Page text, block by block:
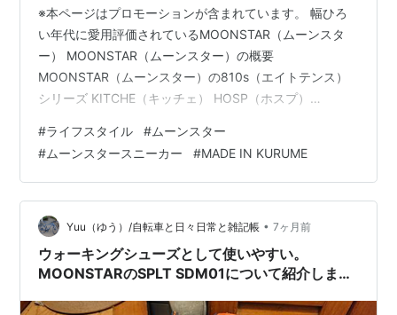
※本ページはプロモーションが含まれています。 幅ひろ
い年代に愛用評価されているMOONSTAR（ムーンスタ
ー） MOONSTAR（ムーンスター）の概要
MOONSTAR（ムーンスター）の810s（エイトテンス）
シリーズ KITCHE（キッチェ） HOSP（ホスプ）
PROO（プルー） MOONSTAR（ムーンスター）スニー
カーの魅力 歴史と伝統の融合 MADE IN KURUMEの誇り
ヴァルカナイズ製法の優れた技術 デザインのシンプルさ
と多様性 履き心地の良さと足幅に対する配慮
MOONSTAR（ムーンスター）スニーカーの評判 耐久性
と長…
#ライフスタイル #ムーンスター
#ムーンスタースニーカー #MADE IN KURUME
Yuu（ゆう）/自転車と日々日常と雑記帳 • 7ヶ月前
ウォーキングシューズとして使いやすい。
MOONSTARのSPLT SDM01について紹介しま